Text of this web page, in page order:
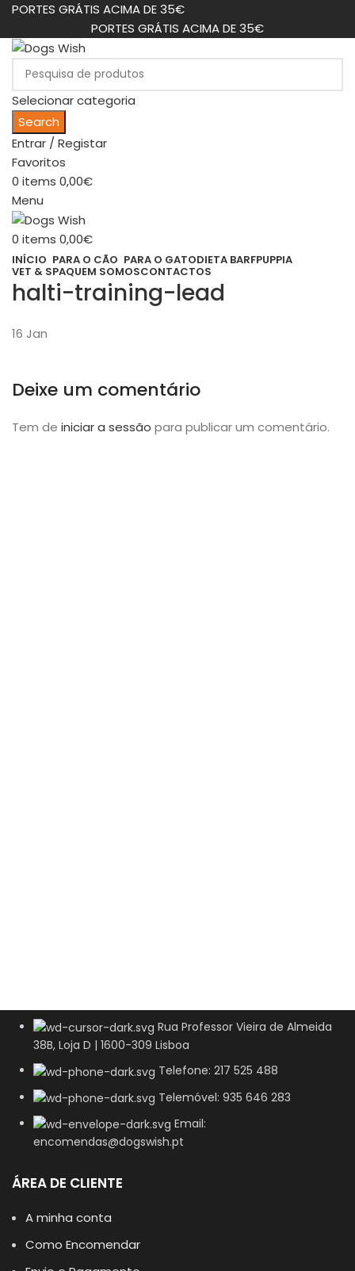
PORTES GRÁTIS ACIMA DE 35€
PORTES GRÁTIS ACIMA DE 35€
Selecionar categoria
Search
Entrar / Registar
Favoritos
0 items 0,00€
Menu
0 items 0,00€
INÍCIO PARA O CÃO PARA O GATODIETA BARFPUPPIA
VET & SPAQUEM SOMOSCONTACTOS
halti-training-lead
16 Jan
Deixe um comentário
Tem de iniciar a sessão para publicar um comentário.
Rua Professor Vieira de Almeida
38B, Loja D | 1600-309 Lisboa
Telefone: 217 525 488
Telemóvel: 935 646 283
Email:
encomendas@dogswish.pt
ÁREA DE CLIENTE
A minha conta
Como Encomendar